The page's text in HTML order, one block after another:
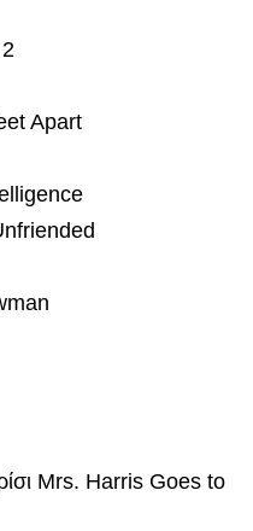
Apart
Mrs. Harris Goes to